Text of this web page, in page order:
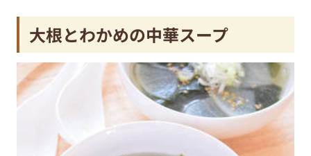
大根とわかめの中華スープ